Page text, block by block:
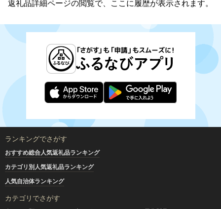
返礼品詳細ページの閲覧で、ここに履歴が表示されます。
ランキングでさがす
おすすめ総合人気返礼品ランキング
カテゴリ別人気返礼品ランキング
人気自治体ランキング
カテゴリでさがす